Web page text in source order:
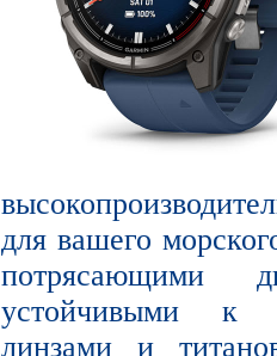
для вашего
потрясающими
устойчивыми к
линзами и